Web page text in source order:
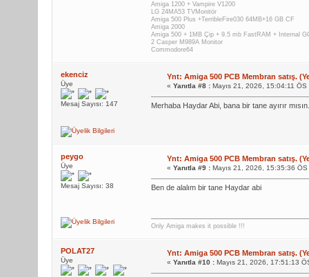
Amiga 1200 + Vampire V1200
LG 24MA53 TVMonitör
Amiga 500 Plus +TerribleFire030 64MB+16 GB CF
Amiga 2000
Amiga 500 + 1MB Çip + 9.5 mb FastRAM + Internal
2 Casper M989A Monitor
Commodore64
ekenciz
Üye
Mesaj Sayısı: 147
Ynt: Amiga 500 PCB Membran satış.
« Yanıtla #8 :Mayıs 21, 2026, 15:04:11 ÖS
Merhaba Haydar Abi, bana bir tane ayırır
peygo
Üye
Mesaj Sayısı: 38
Ynt: Amiga 500 PCB Membran satış.
« Yanıtla #9 :Mayıs 21, 2026, 15:35:36 ÖS
Ben de alalım bir tane Haydar abi
Only Amiga makes it possible !!!
POLAT27
Üye
Ynt: Amiga 500 PCB Membran satış.
« Yanıtla #10 :Mayıs 21, 2026, 17:51:13